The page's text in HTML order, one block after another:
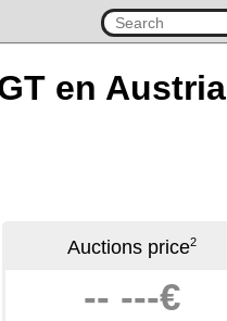
en Austria
Auctions price2
-- ---€